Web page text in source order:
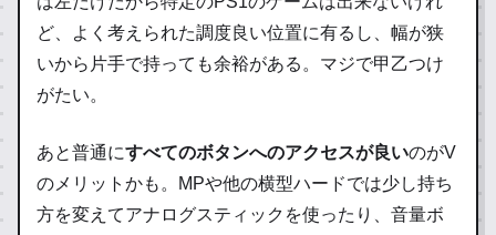
ど、よく考えられた調度良い位置に有るし、幅が狭
いから片手で持っても余裕がある。マジで甲乙つけ
がたい。
あと普通にすべてのボタンへのアクセスが良いのがV
のメリットかも。MPや他の横型ハードでは少し持ち
方を変えてアナログスティックを使ったり、音量ボ